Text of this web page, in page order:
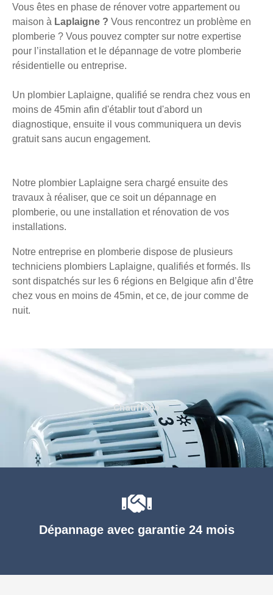
Vous êtes en phase de rénover votre appartement ou
maison à Laplaigne ? Vous rencontrez un problème en
plomberie ? Vous pouvez compter sur notre expertise
pour l’installation et le dépannage de votre plomberie
résidentielle ou entreprise.
Un plombier Laplaigne, qualifié se rendra chez vous en
moins de 45min afin d'établir tout d'abord un
diagnostique, ensuite il vous communiquera un devis
gratuit sans aucun engagement.
Notre plombier Laplaigne sera chargé ensuite des
travaux à réaliser, que ce soit un dépannage en
plomberie, ou une installation et rénovation de vos
installations.
Notre entreprise en plomberie dispose de plusieurs
techniciens plombiers Laplaigne, qualifiés et formés. Ils
sont dispatchés sur les 6 régions en Belgique afin d’être
chez vous en moins de 45min, et ce, de jour comme de
nuit.
Dépannage avec garantie 24 mois
Chauffage